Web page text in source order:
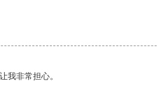
我非常担心。